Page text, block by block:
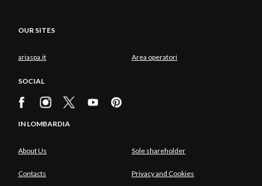
OUR SITES
ariaspa.it Area operatori
SOCIAL
IN LOMBARDIA
About Us Sole shareholder
Contacts Privacy and Cookies